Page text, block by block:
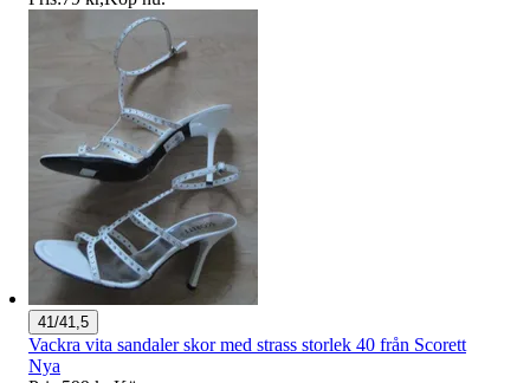
41/41,5
Vackra vita sandaler skor med strass storlek 40 från Scorett
Nya